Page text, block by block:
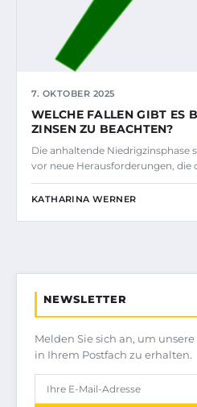
7. OKTOBER 2025
WELCHE FALLEN GIBT ES
ZINSEN ZU BEACHTEN?
Die anhaltende Niedrigzinsphase
vor neue Herausforderungen, die
KATHARINA WERNER
NEWSLETTER
Melden Sie sich an, um
in Ihrem Postfach zu erhalten.